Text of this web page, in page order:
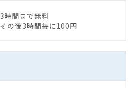
3時間まで無料
その後3時間毎に100円